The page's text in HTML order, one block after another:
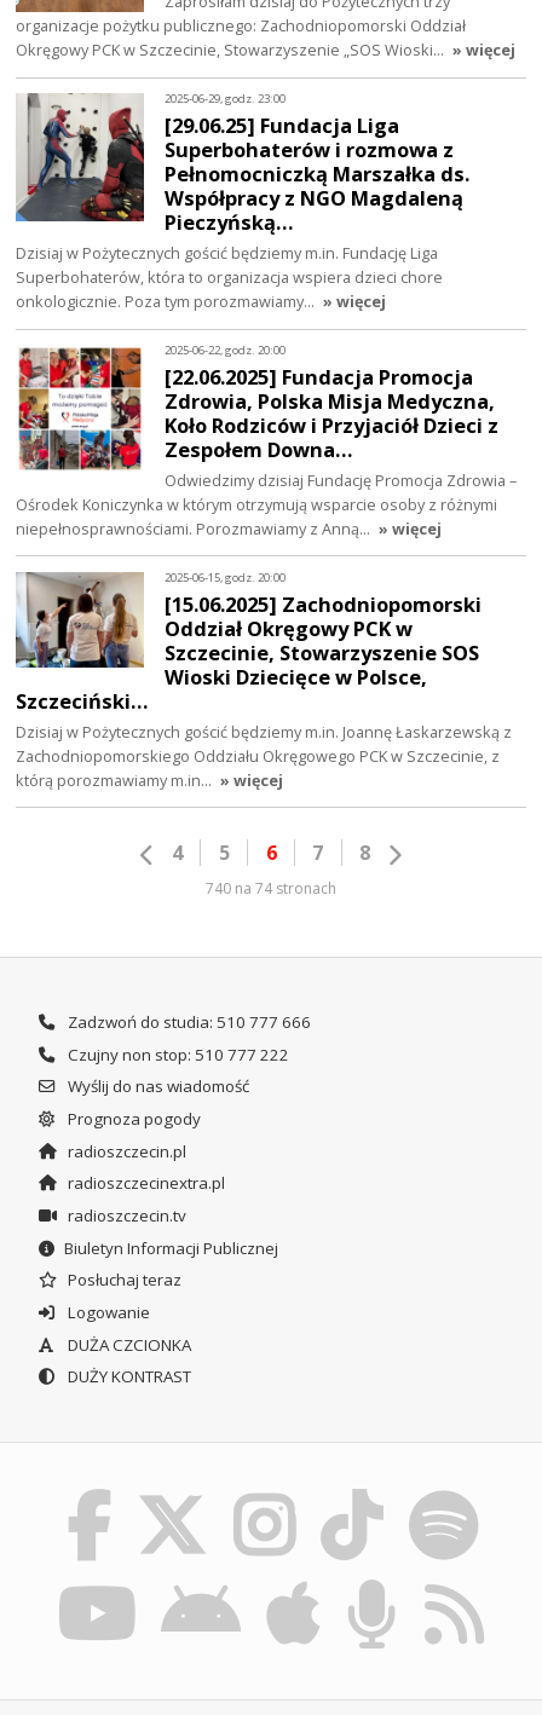
organizacje pożytku publicznego: Zachodniopomorski Oddział
Okręgowy PCK w Szczecinie, Stowarzyszenie „SOS Wioski… » więcej
2025-06-29, godz. 23:00
[29.06.25] Fundacja Liga
Superbohaterów i rozmowa z
Pełnomocniczką Marszałka ds.
Współpracy z NGO Magdaleną
Pieczyńską…
Dzisiaj w Pożytecznych gościć będziemy m.in. Fundację Liga
Superbohaterów, która to organizacja wspiera dzieci chore
onkologicznie. Poza tym porozmawiamy… » więcej
2025-06-22, godz. 20:00
[22.06.2025] Fundacja Promocja
Zdrowia, Polska Misja Medyczna,
Koło Rodziców i Przyjaciół Dzieci z
Zespołem Downa…
Odwiedzimy dzisiaj Fundację Promocja Zdrowia –
Ośrodek Koniczynka w którym otrzymują wsparcie osoby z różnymi
niepełnosprawnościami. Porozmawiamy z Anną… » więcej
2025-06-15, godz. 20:00
[15.06.2025] Zachodniopomorski
Oddział Okręgowy PCK w
Szczecinie, Stowarzyszenie SOS
Wioski Dziecięce w Polsce,
Szczeciński…
Dzisiaj w Pożytecznych gościć będziemy m.in. Joannę Łaskarzewską z
Zachodniopomorskiego Oddziału Okręgowego PCK w Szczecinie, z
którą porozmawiamy m.in… » więcej
4 5 6 7 8
740 na 74 stronach
Zadzwoń do studia: 510 777 666
Czujny non stop: 510 777 222
Wyślij do nas wiadomość
Prognoza pogody
radioszczecin.pl
radioszczecinextra.pl
radioszczecin.tv
Biuletyn Informacji Publicznej
Posłuchaj teraz
Logowanie
DUŻA CZCIONKA
DUŻY KONTRAST